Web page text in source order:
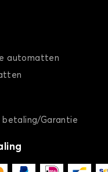
automatten
betaling/Garantie